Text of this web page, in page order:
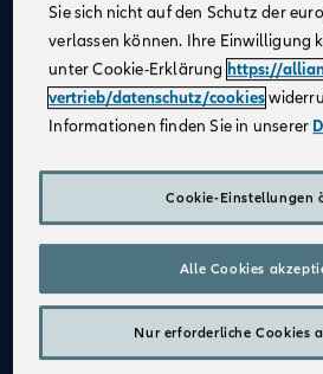
Ein Festgehalt, Provisionen für
Vertragsabschluss und optionale
Sondervergütungen
Umfangreiche Sozialleistungen,
Altersvorsorge und
Bezuschussung
Vielfältige Karrieremöglichkeiten
Aus- und Weiterbildung
Flexible Arbeitszeiten und
Arbeiten
Jobrad, Mitarbeiteraktien &
Sie sich nicht auf den Schutz der
verlassen können. Ihre Einwilligung
unter Cookie-Erklärung https://
vertrieb/datenschutz/cookies
Informationen finden Sie in unserer
Cookie-Einstellungen
Nur erforderliche Cookies
Alle Cookies